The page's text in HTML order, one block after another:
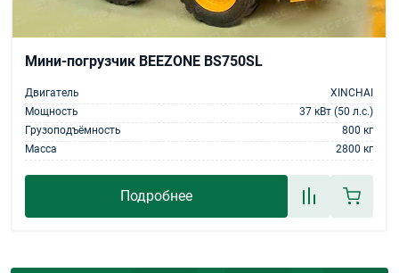
Мини-погрузчик BEEZONE BS750SL
Двигатель
XINCHAI
Мощность
37 кВт (50 л.с.)
Грузоподъёмность
800 кг
Масса
2800 кг
Подробнее